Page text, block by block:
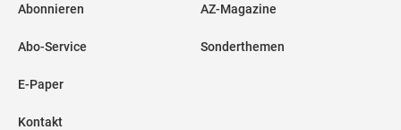
Abonnieren
Abo-Service
E-Paper
Kontakt
AZ-Magazine
Sonderthemen